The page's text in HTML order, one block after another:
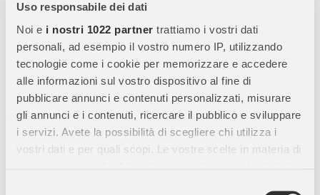
Uso responsabile dei dati
Noi e i nostri 1022 partner trattiamo i vostri dati
personali, ad esempio il vostro numero IP, utilizzando
tecnologie come i cookie per memorizzare e accedere
alle informazioni sul vostro dispositivo al fine di
pubblicare annunci e contenuti personalizzati, misurare
gli annunci e i contenuti, ricercare il pubblico e sviluppare
i servizi. Avete la possibilità di scegliere chi utilizza i
vostri dati e per quali scopi. Le vostre scelte in materia di
Dimensioni 70x50 cm:Crea un’immagine
dettagliata di Batman e dei suoi personaggi, ideale da
completare su tavolo o pavimento.
Qualità Ravensburger:Materialirobusti e resistenti, con
stampa di alta qualità e colori brillanti che durano nel tempo.
Personaggi Iconici:Include Batman e i suoi alleati, rendendo il
puzzle piùcoinvolgente per i bambini.
Gioco Educativo: Stimolacreatività, concentrazione e
logica
, favorendo lo sviluppo delle abilità cognitive e motorie.